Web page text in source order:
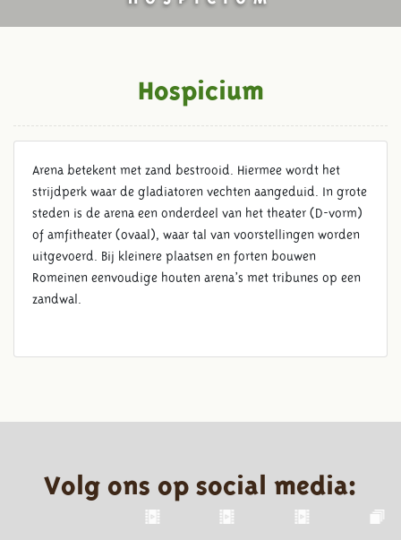
Hospicium
Arena betekent met zand bestrooid. Hiermee wordt het
strijdperk waar de gladiatoren vechten aangeduid. In grote
steden is de arena een onderdeel van het theater (D-vorm)
of amfitheater (ovaal), waar tal van voorstellingen worden
uitgevoerd. Bij kleinere plaatsen en forten bouwen
Romeinen eenvoudige houten arena’s met tribunes op een
zandwal.
Volg ons op social media: